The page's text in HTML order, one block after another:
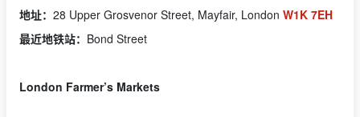
地址： 28 Upper Grosvenor Street, Mayfair, London W1K 7EH
最近地铁站： Bond Street
London Farmer’s Markets